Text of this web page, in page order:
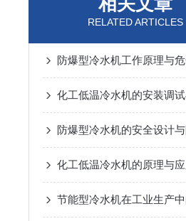
RELATED ARTICLES
防爆型冷水机的安全设计
化工低温冷水机的原理与
节能型冷水机在工业生产